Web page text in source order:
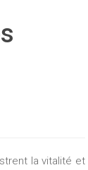
la vitalité et